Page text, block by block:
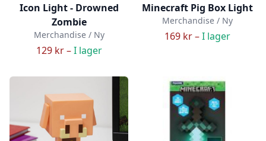
Icon Light - Drowned
Zombie
Merchandise / Ny
129 kr –I lager
Minecraft Pig Box Light
Merchandise / Ny
169 kr –I lager